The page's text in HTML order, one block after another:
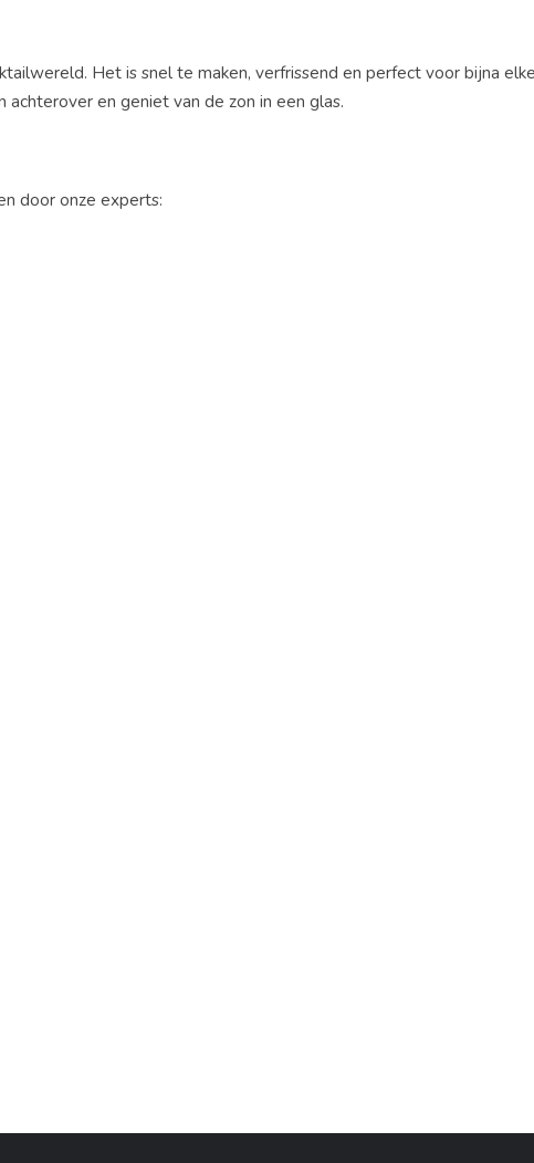
Het is snel te maken, verfrissend en perfect voor bijna elke
en geniet van de zon in een glas.
door onze experts: